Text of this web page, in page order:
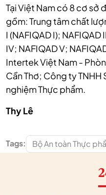
Tại Việt Nam có 8 cơ sở
gồm: Trung tâm chất
I (NAFIQAD I); NAFIQAD
IV; NAFIQAD V;
Intertek Việt Nam -
Cần Thơ; Công ty TNHH
nghiệm Thực phẩm.
Thy Lê
Tags: Bộ An toàn Thực